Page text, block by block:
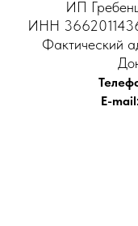
ИП
ИНН
Фактический
E-